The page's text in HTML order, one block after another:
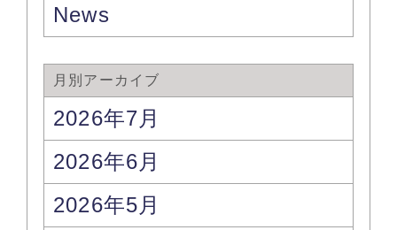
News
月別アーカイブ
2026年7月
2026年6月
2026年5月